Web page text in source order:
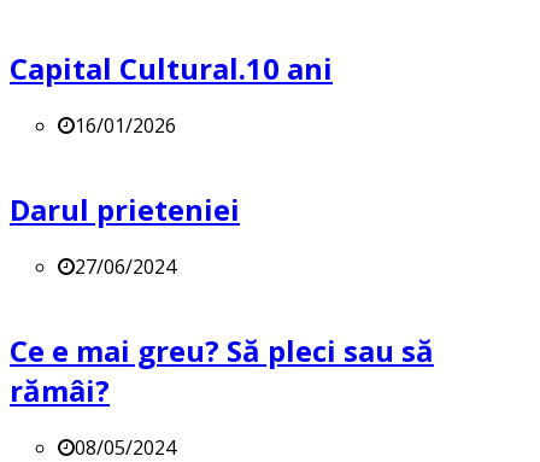
Capital Cultural.10 ani
16/01/2026
Darul prieteniei
27/06/2024
Ce e mai greu? Să pleci sau să
rămâi?
08/05/2024